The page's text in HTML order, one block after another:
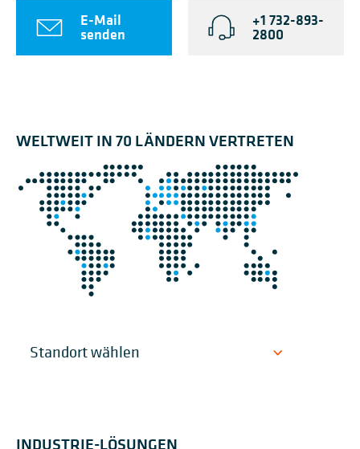
E-Mail
senden
+1 732-893-
2800
WELTWEIT IN 70 LÄNDERN VERTRETEN
INDUSTRIE-LÖSUNGEN